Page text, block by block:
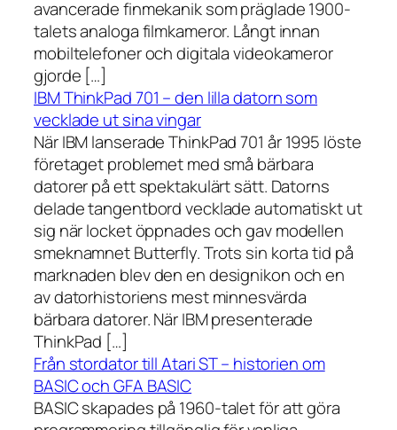
avancerade finmekanik som präglade 1900-
talets analoga filmkameror. Långt innan
mobiltelefoner och digitala videokameror
gjorde […]
IBM ThinkPad 701 – den lilla datorn som
vecklade ut sina vingar
När IBM lanserade ThinkPad 701 år 1995 löste
företaget problemet med små bärbara
datorer på ett spektakulärt sätt. Datorns
delade tangentbord vecklade automatiskt ut
sig när locket öppnades och gav modellen
smeknamnet Butterfly. Trots sin korta tid på
marknaden blev den en designikon och en
av datorhistoriens mest minnesvärda
bärbara datorer. När IBM presenterade
ThinkPad […]
Från stordator till Atari ST – historien om
BASIC och GFA BASIC
BASIC skapades på 1960-talet för att göra